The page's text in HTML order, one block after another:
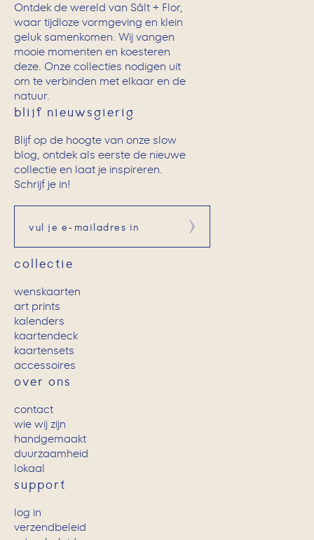
Ontdek de wereld van Sâlt + Flor,
waar tijdloze vormgeving en klein
geluk samenkomen. Wij vangen
mooie momenten en koesteren
deze. Onze collecties nodigen uit
om te verbinden met elkaar en de
natuur.
blijf nieuwsgierig
Blijf op de hoogte van onze slow
blog, ontdek als eerste de nieuwe
collectie en laat je inspireren.
Schrijf je in!
Aanmelden
collectie
wenskaarten
art prints
kalenders
kaartendeck
kaartensets
accessoires
over ons
contact
wie wij zijn
handgemaakt
duurzaamheid
lokaal
support
log in
verzendbeleid